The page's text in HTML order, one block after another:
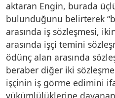
aktaran Engin, burada
bulunduğunu belirterek
arasında iş sözleşmesi,
arasında işçi temini
ödünç alan arasında
beraber diğer iki
işçinin iş görme edimini
yükümlülüklerine